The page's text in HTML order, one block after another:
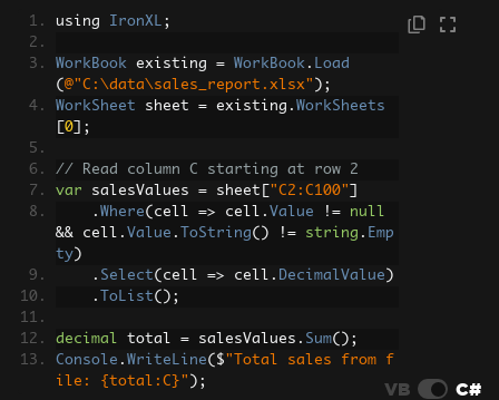
using IronXL ;
WorkBook existing = WorkBook . Load
( @"C:\data\sales_report.xlsx" );
WorkSheet sheet = existing . WorkSheets
0 ];
// Read column C starting at row 2
var salesValues = sheet "C2:C100"
. Where( cell => cell . Value !=
null
&& cell . Value . ToString() != string . Emp
ty )
. Select( cell => cell . DecimalValue )
.
ToList();
decimal total = salesValues . Sum();
Console . WriteLine( $ "Total sales from f
ile: {total:C}" ); VB C#